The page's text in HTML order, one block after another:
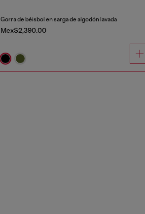
Gorra de béisbol en sarga de algodón lavada
Mex$2,390.00